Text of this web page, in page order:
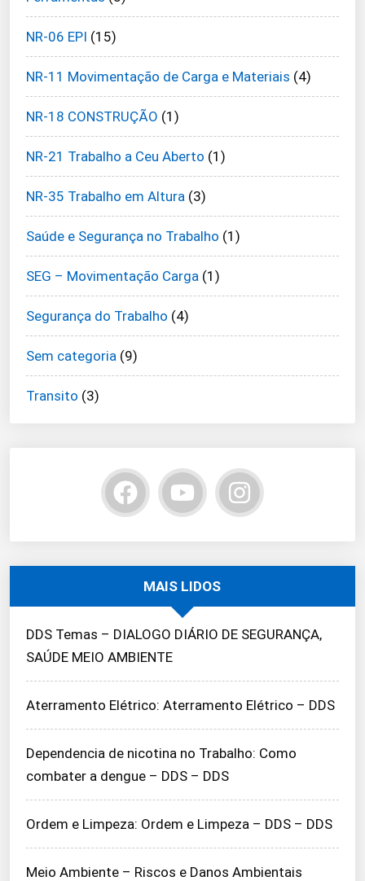
NR-06 EPI (15)
NR-11 Movimentação de Carga e Materiais (4)
NR-18 CONSTRUÇÃO (1)
NR-21 Trabalho a Ceu Aberto (1)
NR-35 Trabalho em Altura (3)
Saúde e Segurança no Trabalho (1)
SEG – Movimentação Carga (1)
Segurança do Trabalho (4)
Sem categoria (9)
Transito (3)
MAIS LIDOS
DDS Temas – DIALOGO DIÁRIO DE SEGURANÇA,
SAÚDE MEIO AMBIENTE
Aterramento Elétrico: Aterramento Elétrico – DDS
Dependencia de nicotina no Trabalho: Como
combater a dengue – DDS – DDS
Ordem e Limpeza: Ordem e Limpeza – DDS – DDS
Meio Ambiente – Riscos e Danos Ambientais